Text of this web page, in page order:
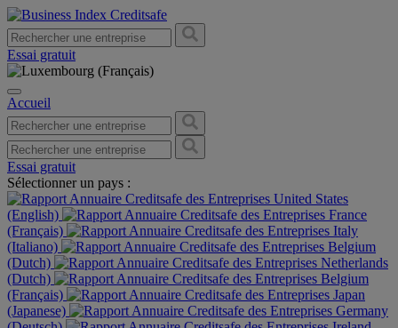
Essai gratuit
Accueil
Essai gratuit
Sélectionner un pays :
United States
(English)
France
(Français)
Italy
(Italiano)
Belgium
(Dutch)
Netherlands
(Dutch)
Belgium
(Français)
Japan
(Japanese)
Germany